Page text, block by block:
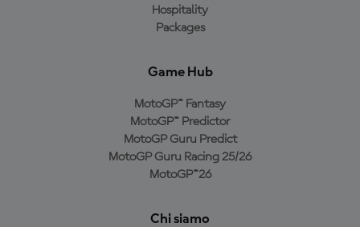
Hospitality
Packages
Game Hub
MotoGP™ Fantasy
MotoGP™ Predictor
MotoGP Guru Predict
MotoGP Guru Racing 25/26
MotoGP™26
Chi siamo